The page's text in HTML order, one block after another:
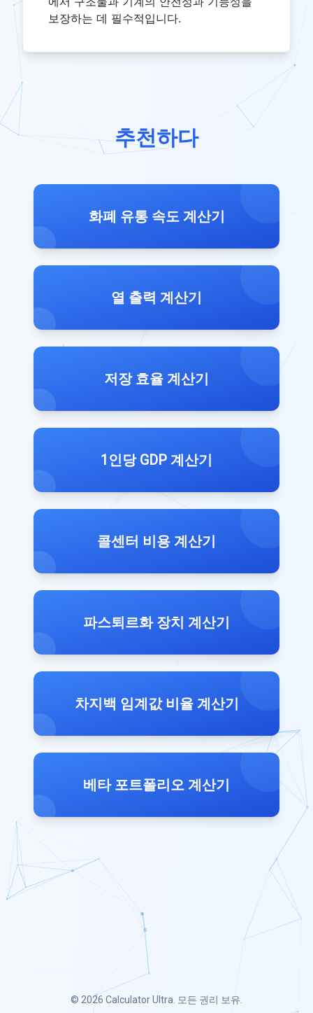
보장하는 데 필수적입니다.
추천하다
화폐 유통 속도 계산기
열 출력 계산기
저장 효율 계산기
1인당 GDP 계산기
콜센터 비용 계산기
파스퇴르화 장치 계산기
차지백 임계값 비율 계산기
베타 포트폴리오 계산기
© 2026 Calculator Ultra . 모든 권리 보유.